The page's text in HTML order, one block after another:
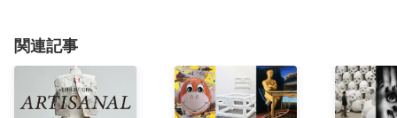
関連記事